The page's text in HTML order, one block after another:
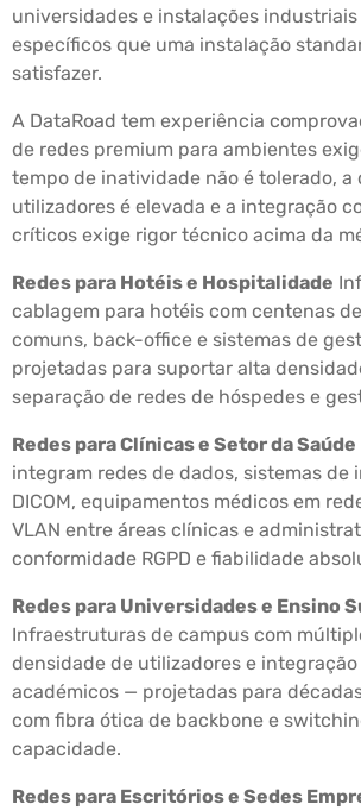
universidades e instalações
específicos que uma instalação
satisfazer.
A DataRoad tem experiência
de redes premium para ambientes
tempo de inatividade não é tolerado, a
utilizadores é elevada e a integração
críticos exige rigor técnico acima da
Redes para Hotéis e Hospitalidade
cablagem para hotéis com centenas
comuns, back-office e sistemas de
projetadas para suportar alta
separação de redes de hóspedes e
Redes para Clínicas e Setor da Saúde
integram redes de dados, sistemas de
DICOM, equipamentos médicos em
VLAN entre áreas clínicas e
conformidade RGPD e fiabilidade
Redes para Universidades e Ensino
Infraestruturas de campus com
densidade de utilizadores e
académicos — projetadas para
com fibra ótica de backbone e
capacidade.
Redes para Escritórios e Sedes